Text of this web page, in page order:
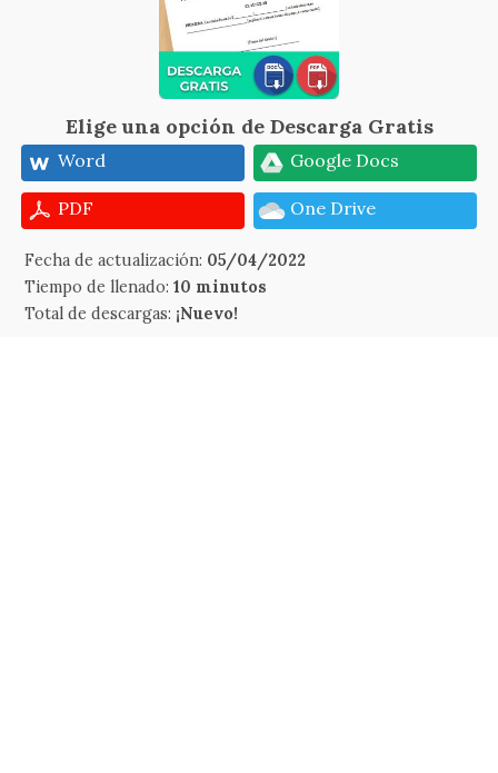
Elige una opción de Descarga Gratis
Word Google Docs
PDF One Drive
Fecha de actualización: 05/04/2022
Tiempo de llenado:10 minutos
Total de descargas: ¡Nuevo!